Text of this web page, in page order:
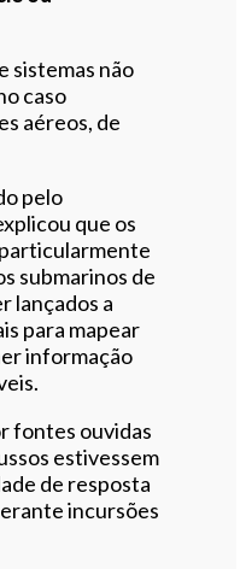
sistemas não
caso
aéreos, de
pelo
que os
submarinos de
lançados a
para mapear
informação
fontes ouvidas
estivessem
de resposta
incursões